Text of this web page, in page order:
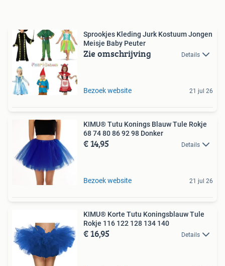
Sprookjes Kleding Jurk Kostuum Jongen
Meisje Baby Peuter
Zie omschrijving Details
Bezoek website 21 jul 26
KIMU® Tutu Konings Blauw Tule Rokje
68 74 80 86 92 98 Donker
€ 14,95 Details
Bezoek website 21 jul 26
KIMU® Korte Tutu Koningsblauw Tule
Rokje 116 122 128 134 140
€ 16,95 Details